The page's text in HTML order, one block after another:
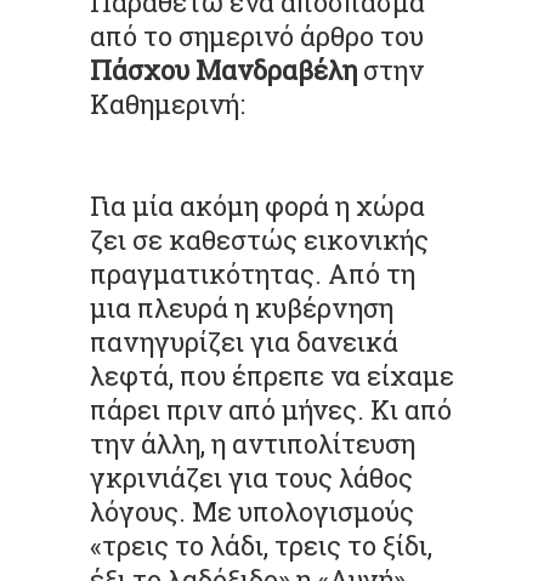
από το σημερινό άρθρο του
Πάσχου Μανδραβέλη στην
Καθημερινή:
Για μία ακόμη φορά η χώρα
ζει σε καθεστώς εικονικής
πραγματικότητας. Από τη
μια πλευρά η κυβέρνηση
πανηγυρίζει για δανεικά
λεφτά, που έπρεπε να είχαμε
πάρει πριν από μήνες. Κι από
την άλλη, η αντιπολίτευση
γκρινιάζει για τους λάθος
λόγους. Με υπολογισμούς
«τρεις το λάδι, τρεις το ξίδι,